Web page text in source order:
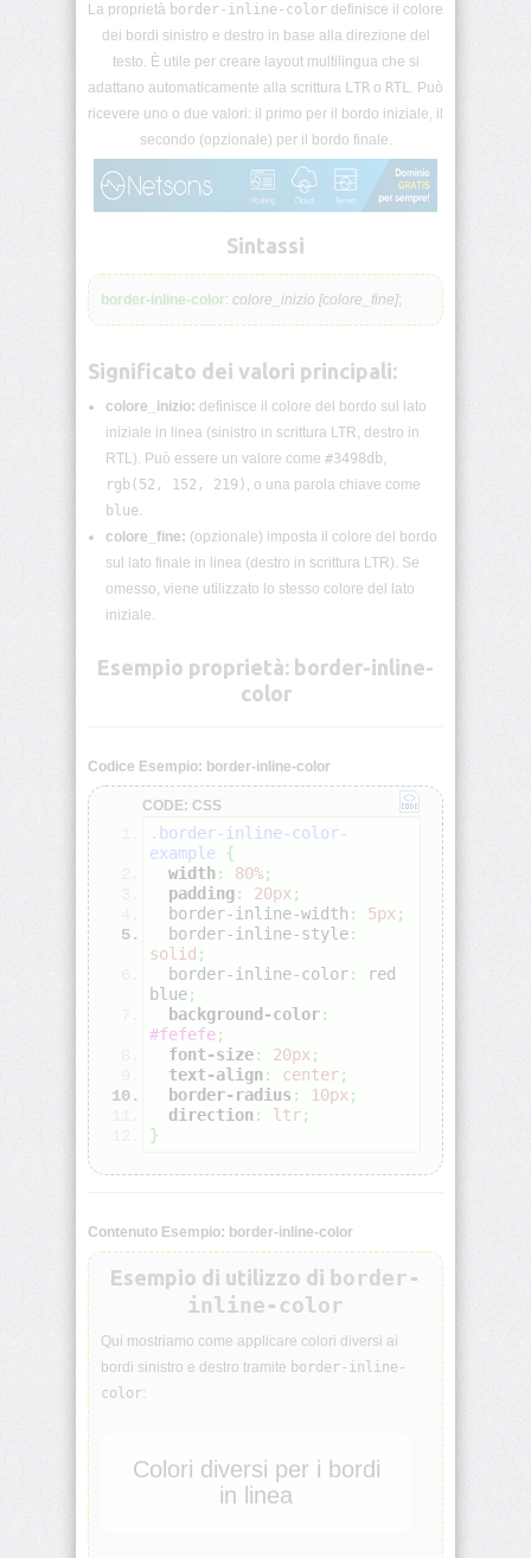
Pseudo-
classi
elementi
Unità
Funzioni
CSS
Browser
Commenti
accent-
color
align-
align-
self
all
animation
animation-
delay
animation-
direction
animation-
duration
animation-
mode
animation-
iteration-
count
animation-
name
animation-
play-
state
La proprietà border-inline-color definisce il colore
dei bordi sinistro e destro in base alla direzione del
testo. È utile per creare layout multilingua che si
adattano automaticamente alla scrittura LTR o RTL. Può
ricevere uno o due valori: il primo per il bordo iniziale, il
secondo (opzionale) per il bordo finale.
Sintassi
border-inline-color: colore_inizio [colore_fine];
Significato dei valori principali:
colore_inizio: definisce il colore del bordo sul lato
iniziale in linea (sinistro in scrittura LTR, destro in
RTL). Può essere un valore come #3498db,
rgb(52, 152, 219) , o una parola chiave come
blue.
colore_fine: (opzionale) imposta il colore del bordo
sul lato finale in linea (destro in scrittura LTR). Se
omesso, viene utilizzato lo stesso colore del lato
iniziale.
Esempio proprietà: border-inline-
color
Codice Esempio: border-inline-color
CODE: CSS
.border-inline-color-
example
{
width : 80%;
padding: 20px ;
  border-inline-width
: 5px ;
  border-inline-style
:
solid ;
  border-inline-color
:
red
blue;
background-color:
#fefefe;
font-size: 20px ;
text-align : center;
border-radius : 10px ;
direction : ltr;
}
Contenuto Esempio: border-inline-color
Esempio di utilizzo di border-
inline-color
Qui mostriamo come applicare colori diversi ai
bordi sinistro e destro tramite border-inline-
color:
Colori diversi per i bordi
in linea